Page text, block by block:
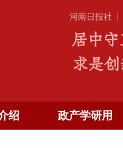
河南日报社
绍 政产学研用